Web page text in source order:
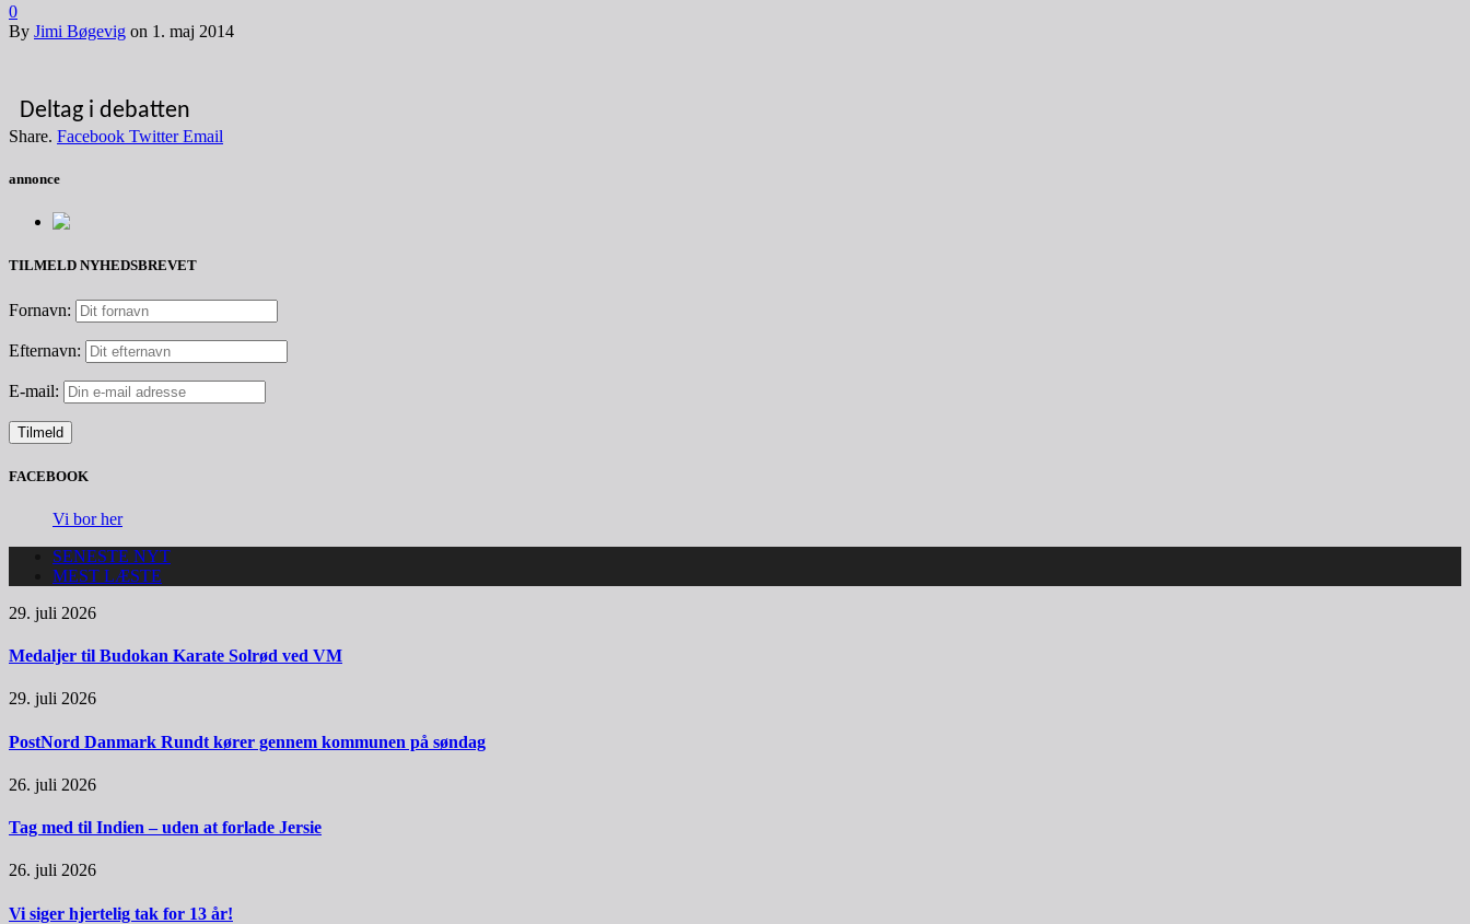
0
By Jimi Bøgevig on 1. maj 2014
Deltag i debatten
Share. Facebook Twitter Email
annonce
TILMELD NYHEDSBREVET
Fornavn:
Efternavn:
E-mail:
FACEBOOK
Vi bor her
SENESTE NYT
MEST LÆSTE
29. juli 2026
Medaljer til Budokan Karate Solrød ved VM
29. juli 2026
PostNord Danmark Rundt kører gennem kommunen på søndag
26. juli 2026
Tag med til Indien – uden at forlade Jersie
26. juli 2026
Vi siger hjertelig tak for 13 år!